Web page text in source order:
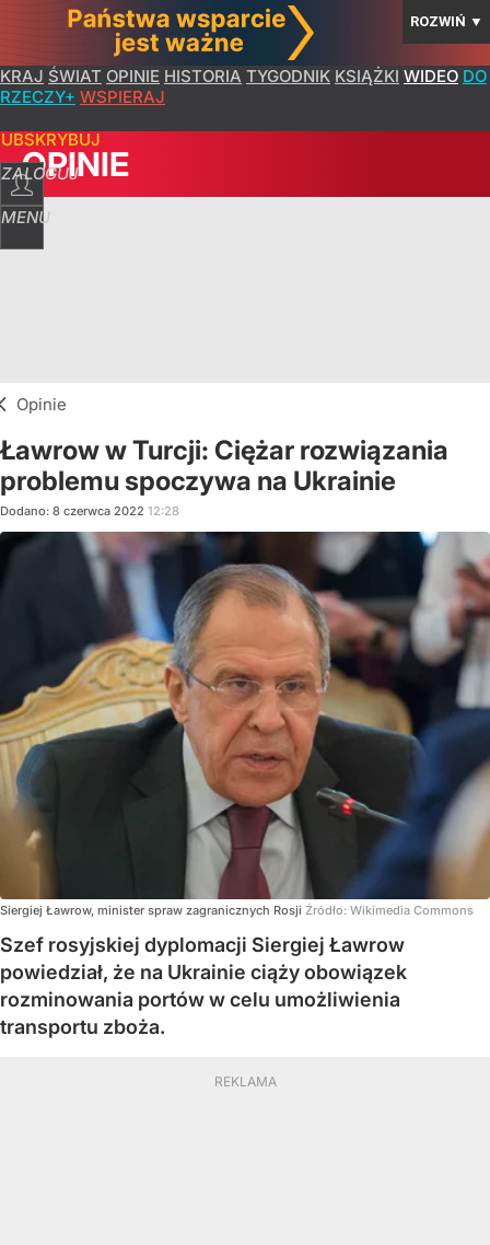
ROZWIŃ ▼
KRAJ ŚWIAT OPINIE HISTORIA TYGODNIK KSIĄŻKI WIDEO DO
RZECZY+ WSPIERAJ
ZALOGUJ
MENU
OPINIE
Opinie
Ławrow w Turcji: Ciężar rozwiązania
problemu spoczywa na Ukrainie
Dodano: 8 czerwca 2022 12:28
Siergiej Ławrow, minister spraw zagranicznych Rosji Źródło: Wikimedia Commons
Szef rosyjskiej dyplomacji Siergiej Ławrow
powiedział, że na Ukrainie ciąży obowiązek
rozminowania portów w celu umożliwienia
transportu zboża.